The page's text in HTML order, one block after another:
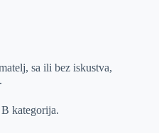
sa ili bez iskustva,
kategorija.